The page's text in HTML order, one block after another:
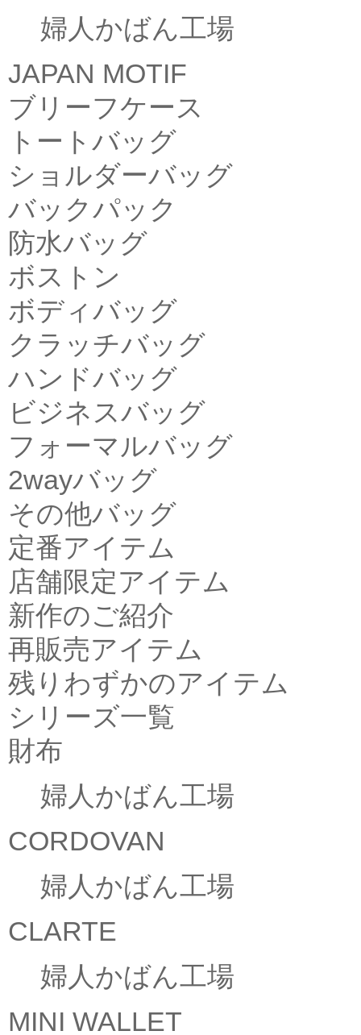
婦人かばん工場
JAPAN MOTIF
ブリーフケース
トートバッグ
ショルダーバッグ
バックパック
防水バッグ
ボストン
ボディバッグ
クラッチバッグ
ハンドバッグ
ビジネスバッグ
フォーマルバッグ
2wayバッグ
その他バッグ
定番アイテム
店舗限定アイテム
新作のご紹介
再販売アイテム
残りわずかのアイテム
シリーズ一覧
財布
婦人かばん工場
CORDOVAN
婦人かばん工場
CLARTE
婦人かばん工場
MINI WALLET